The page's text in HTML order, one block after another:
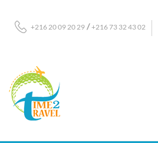
+216 20 09 20 29 /+216 73 32 43 02